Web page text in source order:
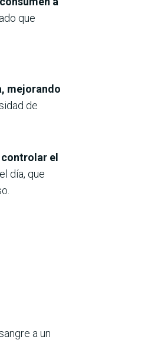
que
mejorando
de
el
día, que
a un